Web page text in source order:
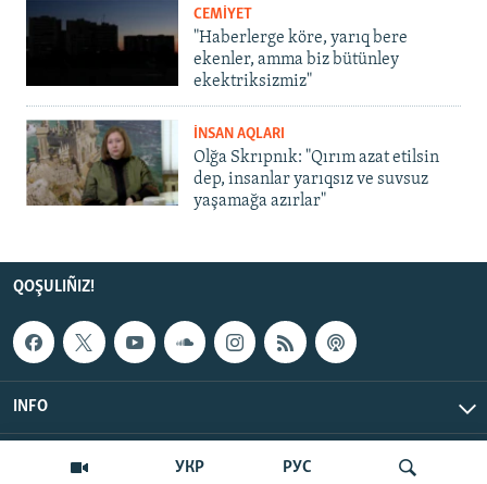
УКР РУС
CEMİYET
"Haberlerge köre, yarıq bere
ekenler, amma biz bütünley
ekektriksizmiz"
İNSAN AQLARI
Olğa Skrıpnık: "Qırım azat etilsin
dep, insanlar yarıqsız ve suvsuz
yaşamağa azırlar"
QOŞULIÑIZ!
INFO
© Qırım.Aqiqat, 2026 | All Rights Reserved.